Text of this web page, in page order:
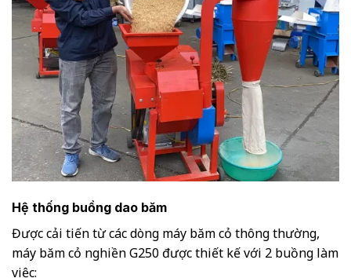
Hệ thống buồng dao băm
Được cải tiến từ các dòng máy băm cỏ thông thường,
máy băm cỏ nghiền G250 được thiết kế với 2 buồng làm
việc: